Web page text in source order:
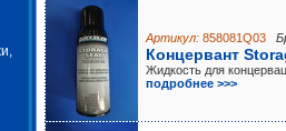
Артикул: 858081Q03
Концервант
Жидкость для
подробнее >>>